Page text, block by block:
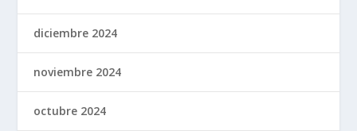
diciembre 2024
noviembre 2024
octubre 2024